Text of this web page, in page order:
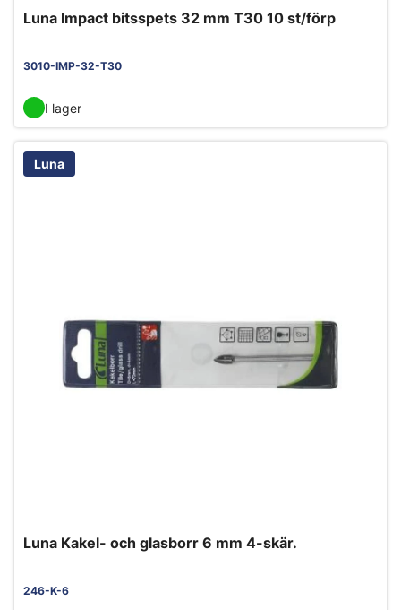
Luna Impact bitsspets 32 mm T30 10 st/förp
3010-IMP-32-T30
I lager
Luna
Luna Kakel- och glasborr 6 mm 4-skär.
246-K-6